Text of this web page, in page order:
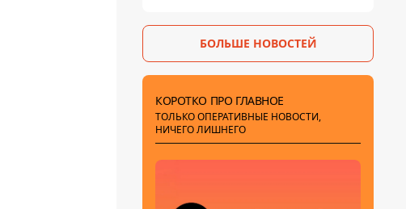
БОЛЬШЕ НОВОСТЕЙ
КОРОТКО ПРО ГЛАВНОЕ
ТОЛЬКО ОПЕРАТИВНЫЕ НОВОСТИ,
НИЧЕГО ЛИШНЕГО